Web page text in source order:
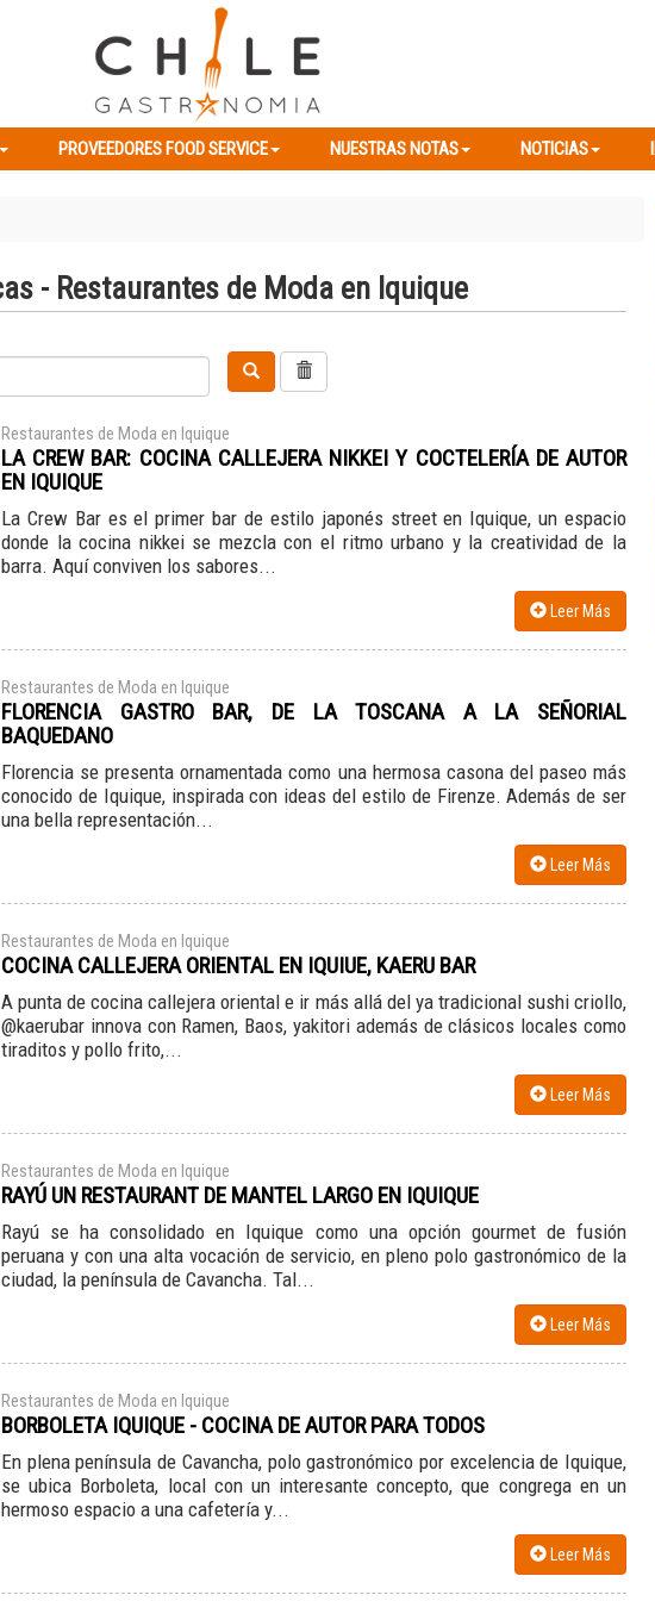
PROVEEDORES FOOD SERVICE NUESTRAS NOTAS NOTICIAS
PROVEEDORES FOOD SERVICE
- Restaurantes de Moda en Iquique
Restaurantes de Moda en Iquique
LA CREW BAR: COCINA CALLEJERA NIKKEI Y COCTELERÍA DE AUTOR
EN IQUIQUE
La Crew Bar es el primer bar de estilo japonés street en Iquique, un espacio
donde la cocina nikkei se mezcla con el ritmo urbano y la creatividad de la
barra. Aquí conviven los sabores...
Leer Más
Restaurantes de Moda en Iquique
FLORENCIA GASTRO BAR, DE LA TOSCANA A LA SEÑORIAL
BAQUEDANO
Florencia se presenta ornamentada como una hermosa casona del paseo más
conocido de Iquique, inspirada con ideas del estilo de Firenze. Además de ser
una bella representación...
Leer Más
Restaurantes de Moda en Iquique
COCINA CALLEJERA ORIENTAL EN IQUIUE, KAERU BAR
A punta de cocina callejera oriental e ir más allá del ya tradicional sushi criollo,
@kaerubar innova con Ramen, Baos, yakitori además de clásicos locales como
tiraditos y pollo frito,...
Leer Más
Restaurantes de Moda en Iquique
RAYÚ UN RESTAURANT DE MANTEL LARGO EN IQUIQUE
Rayú se ha consolidado en Iquique como una opción gourmet de fusión
peruana y con una alta vocación de servicio, en pleno polo gastronómico de la
ciudad, la península de Cavancha. Tal...
Leer Más
Restaurantes de Moda en Iquique
BORBOLETA IQUIQUE - COCINA DE AUTOR PARA TODOS
En plena península de Cavancha, polo gastronómico por excelencia de Iquique,
se ubica Borboleta, local con un interesante concepto, que congrega en un
hermoso espacio a una cafetería y...
Leer Más